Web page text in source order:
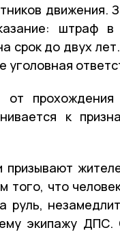
движения.
штраф
срок до двух
уголовная
прохождения
к
призывают
того, что
руль,
экипажу ДПС.